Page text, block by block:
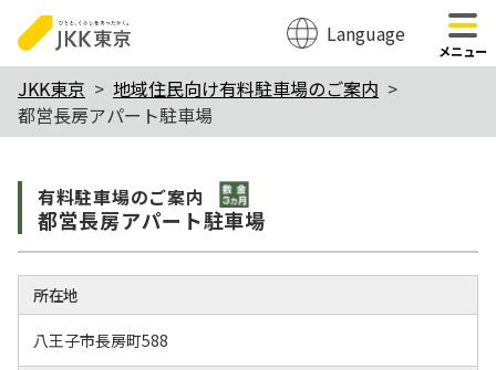
のページの本文へ移動
Language
メニュー
JKK東京
地域住民向け有料駐車場のご案内
都営長房アパート駐車場
有料駐⾞場のご案内 敷金3か月
都営長房アパート駐車場
所在地
八王子市長房町588